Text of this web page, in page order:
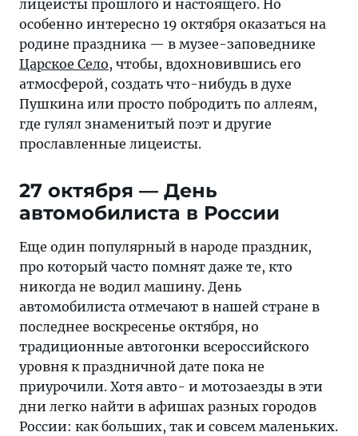
лицеисты прошлого и настоящего. Но
особенно интересно 19 октября оказаться на
родине праздника — в музее-заповеднике
Царское Село, чтобы, вдохновившись его
атмосферой, создать что-нибудь в духе
Пушкина или просто побродить по аллеям,
где гулял знаменитый поэт и другие
прославленные лицеисты.
27 октября — День
автомобилиста в России
Еще один популярный в народе праздник,
про который часто помнят даже те, кто
никогда не водил машину. День
автомобилиста отмечают в нашей стране в
последнее воскресенье октября, но
традиционные автогонки всероссийского
уровня к праздничной дате пока не
приурочили. Хотя авто- и мотозаезды в эти
дни легко найти в афишах разных городов
России: как больших, так и совсем маленьких.